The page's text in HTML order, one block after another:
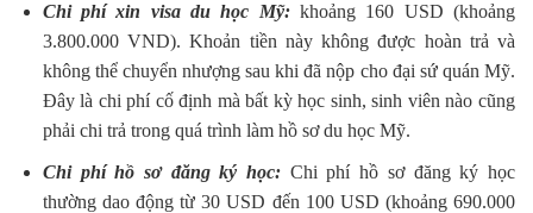
Chi phí xin visa du học Mỹ:khoảng 160 USD (khoảng
3.800.000 VND). Khoản tiền này không được hoàn trả và
không thể chuyển nhượng sau khi đã nộp cho đại sứ quán Mỹ.
Đây là chi phí cố định mà bất kỳ học sinh, sinh viên nào cũng
phải chi trả trong quá trình làm hồ sơ du học Mỹ.
Chi phí hồ sơ đăng ký học: Chi phí hồ sơ đăng ký học
thường dao động từ 30 USD đến 100 USD (khoảng 690.000